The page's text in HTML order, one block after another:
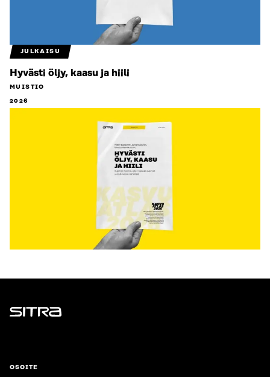
JULKAISU
Hyvästi öljy, kaasu ja hiili
MUISTIO
2026
Sitra
OSOITE